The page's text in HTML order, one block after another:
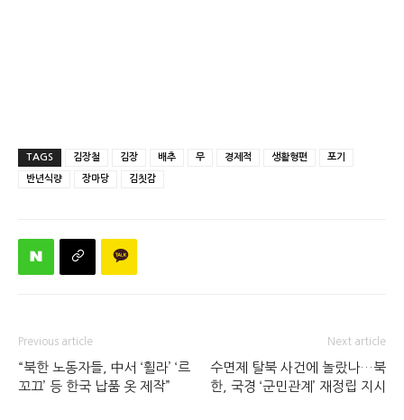
TAGS 김장철 김장 배추 무 경제적 생활형편 포기
반년식량 장마당 김칫감
Previous article
“북한 노동자들, 中서 ‘휠라’ ‘르
꼬끄’ 등 한국 납품 옷 제작”
Next article
수면제 탈북 사건에 놀랐나…북
한, 국경 ‘군민관계’ 재정립 지시